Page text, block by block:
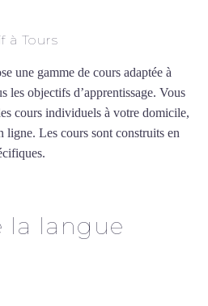
à Tours
une gamme de cours adaptée à
les objectifs d’apprentissage. Vous
cours individuels à votre domicile,
ligne. Les cours sont construits en
la langue